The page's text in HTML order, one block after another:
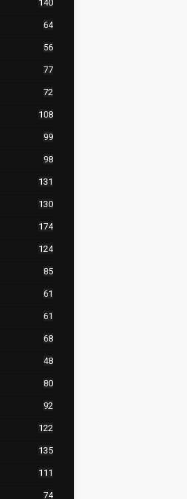
140
64
56
77
72
108
99
98
131
130
174
124
85
61
61
68
48
80
92
122
135
111
74